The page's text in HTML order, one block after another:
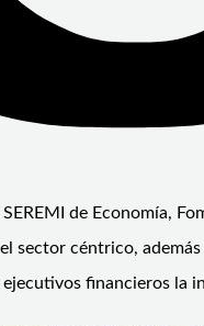
de Economía,
sector céntrico,
financieros la